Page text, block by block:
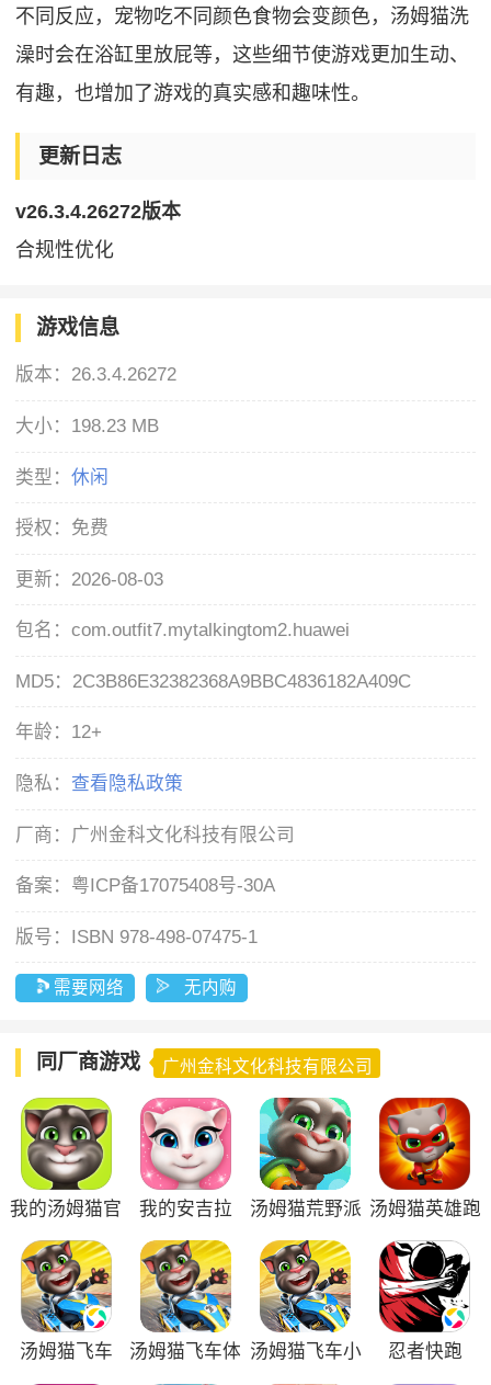
不同反应，宠物吃不同颜色食物会变颜色，汤姆猫洗
澡时会在浴缸里放屁等，这些细节使游戏更加生动、
有趣，也增加了游戏的真实感和趣味性。
更新日志
v26.3.4.26272版本
合规性优化
游戏信息
版本： 26.3.4.26272
大小： 198.23 MB
类型：休闲
授权： 免费
更新： 2026-08-03
包名：com.outfit7.mytalkingtom2.huawei
MD5： 2C3B86E32382368A9BBC4836182A409C
年龄： 12+
隐私： 查看隐私政策
厂商： 广州金科文化科技有限公司
备案： 粤ICP备17075408号-30A
版号： ISBN 978-498-07475-1
需要网络 无内购
同厂商游戏 广州金科文化科技有限公司
我的汤姆猫官
我的安吉拉
汤姆猫荒野派 汤姆猫英雄跑
汤姆猫飞车
汤姆猫飞车体 汤姆猫飞车小
忍者快跑